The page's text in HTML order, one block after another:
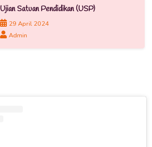
Ujian Satuan Pendidikan (USP)
29 April 2024
Admin